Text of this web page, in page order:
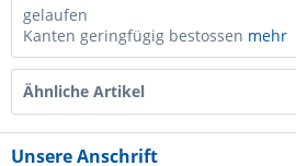
gelaufen
Kanten geringfügig bestossen mehr
Ähnliche Artikel
Unsere Anschrift